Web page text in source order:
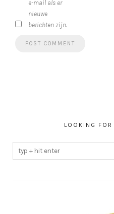
e-mail als er
nieuwe
berichten zijn.
LOOKING